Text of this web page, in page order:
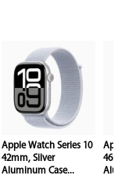
Apple Watch Series 10
42mm, Silver
Aluminum Case...
Apple